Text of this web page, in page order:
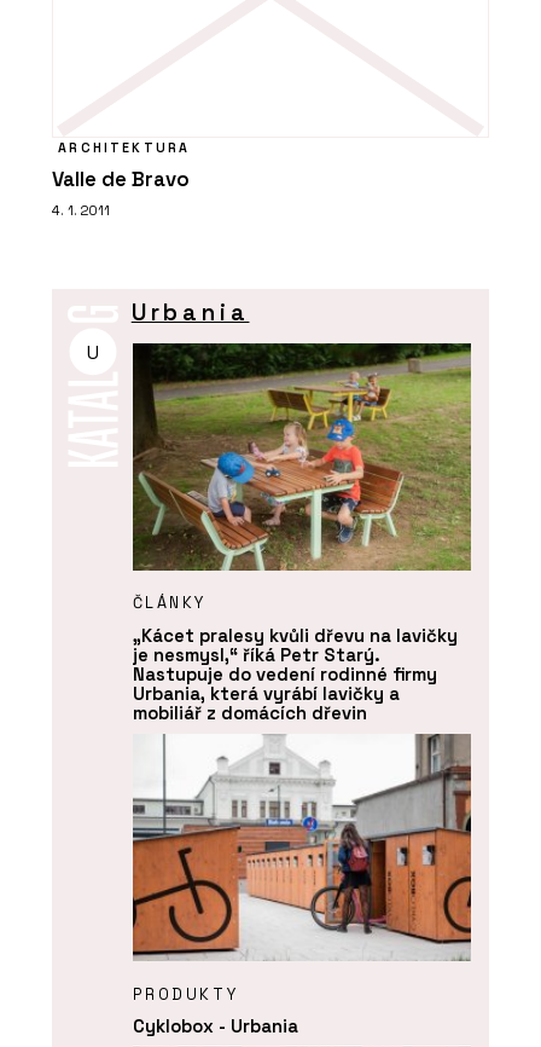
ARCHITEKTURA
Valle de Bravo
4. 1. 2011
U
Urbania
ČLÁNKY
„Kácet pralesy kvůli dřevu na lavičky
je nesmysl,“ říká Petr Starý.
Nastupuje do vedení rodinné firmy
Urbania, která vyrábí lavičky a
mobiliář z domácích dřevin
PRODUKTY
Cyklobox - Urbania